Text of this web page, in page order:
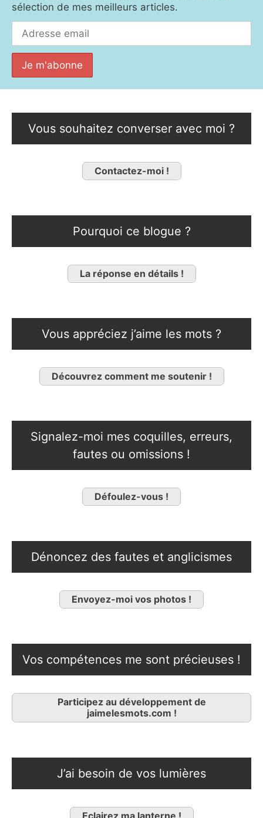
sélection de mes meilleurs articles.
Vous souhaitez converser avec moi ?
Contactez-moi !
Pourquoi ce blogue ?
La réponse en détails !
Vous appréciez j’aime les mots ?
Découvrez comment me soutenir !
Signalez-moi mes coquilles, erreurs,
fautes ou omissions !
Défoulez-vous !
Dénoncez des fautes et anglicismes
Envoyez-moi vos photos !
Vos compétences me sont précieuses !
Participez au développement de
jaimelesmots.com !
J’ai besoin de vos lumières
Eclairez ma lanterne !